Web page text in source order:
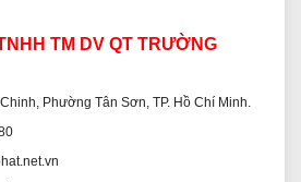
TM DV QT TRƯỜNG
Phường Tân Sơn, TP. Hồ Chí Minh.